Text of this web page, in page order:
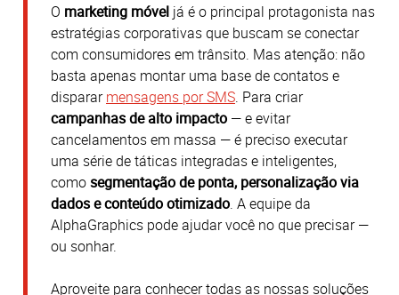
O marketing móvel já é o principal protagonista nas
estratégias corporativas que buscam se conectar
com consumidores em trânsito. Mas atenção: não
basta apenas montar uma base de contatos e
dispararmensagens por SMS. Para criar
campanhas de alto impacto — e evitar
cancelamentos em massa — é preciso executar
uma série de táticas integradas e inteligentes,
comosegmentação de ponta, personalização via
dados e conteúdo otimizado. A equipe da
AlphaGraphics pode ajudar você no que precisar —
ou sonhar.
Aproveite para conhecer todas as nossas soluções